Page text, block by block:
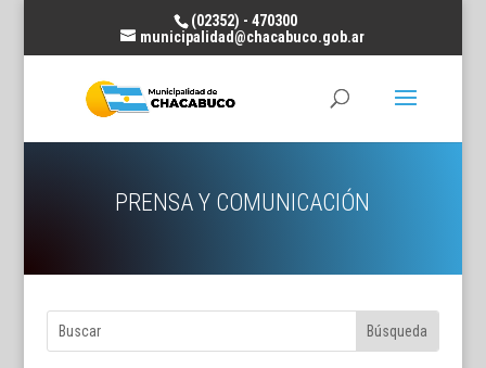
(02352) - 470300
municipalidad@chacabuco.gob.ar
PRENSA Y COMUNICACIÓN